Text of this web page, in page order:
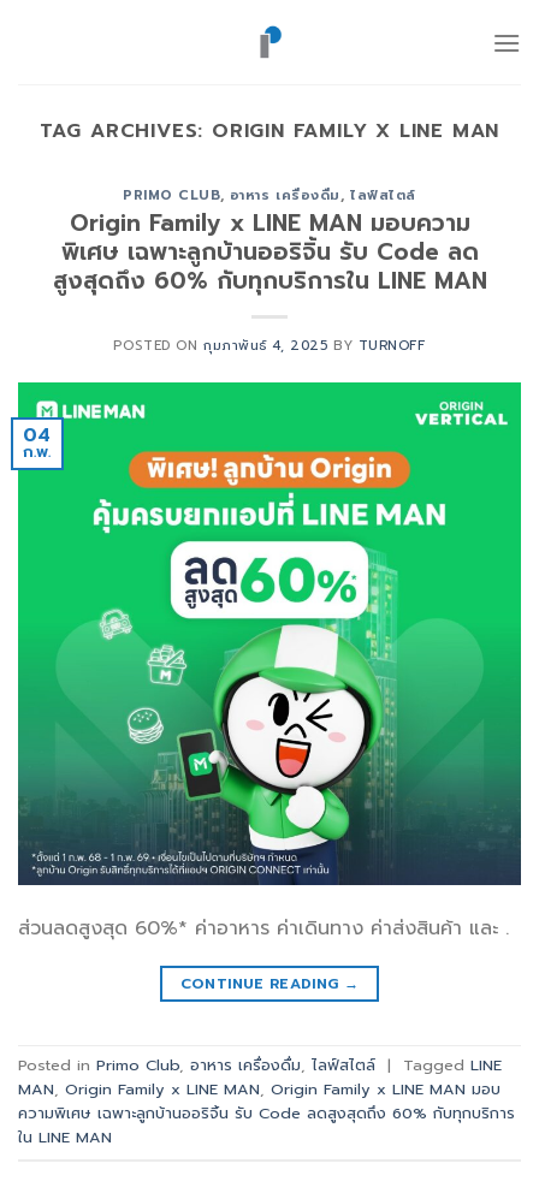
TAG ARCHIVES: ORIGIN FAMILY X LINE MAN
PRIMO CLUB, อาหาร เครื่องดื่ม,ไลฟ์สไตล์
Origin Family x LINE MAN มอบความ
พิเศษ เฉพาะลูกบ้านออริจิ้น รับ Code ลด
สูงสุดถึง 60% กับทุกบริการใน LINE MAN
POSTED ONกุมภาพันธ์ 4, 2025 BY TURNOFF
04
ก.พ.
ส่วนลดสูงสุด 60%* ค่าอาหาร ค่าเดินทาง ค่าส่งสินค้า และ .
CONTINUE READING →
Posted in Primo Club, อาหาร เครื่องดื่ม, ไลฟ์สไตล์ | Tagged LINE
MAN, Origin Family x LINE MAN, Origin Family x LINE MAN มอบ
ความพิเศษ เฉพาะลูกบ้านออริจิ้น รับ Code ลดสูงสุดถึง 60% กับทุกบริการ
ใน LINE MAN